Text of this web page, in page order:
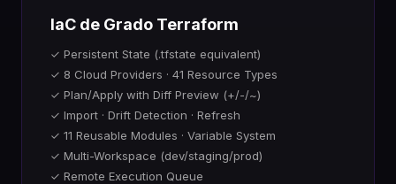
IaC de Grado Terraform
✓ Persistent State (.tfstate equivalent)
✓ 8 Cloud Providers · 41 Resource Types
✓ Plan/Apply with Diff Preview (+/-/~)
✓ Import · Drift Detection · Refresh
✓ 11 Reusable Modules · Variable System
✓ Multi-Workspace (dev/staging/prod)
✓ Remote Execution Queue